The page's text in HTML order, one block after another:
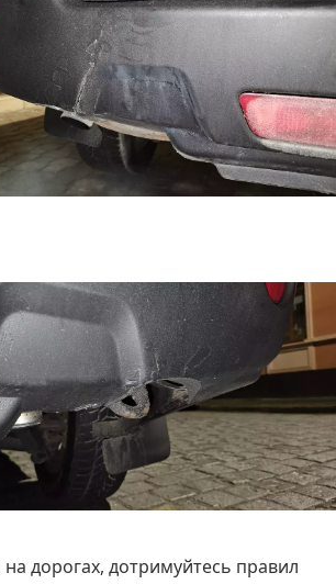
на дорогах, дотримуйтесь правил